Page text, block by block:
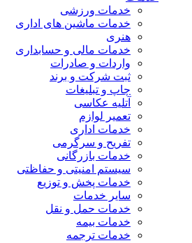
خدمات ورزشی
خدمات ماشین های اداری
هنری
خدمات مالی و حسابداری
واردات و صادرات
ثبت شرکت و برند
چاپ و تبلیغات
آتلیه عکاسی
تعمیر لوازم
خدمات اداری
تفریح و سرگرمی
خدمات بازرگانی
سیستم امنیتی و حفاظتی
خدمات پخش و توزیع
سایر خدمات
خدمات حمل و نقل
خدمات بیمه
خدمات ترجمه